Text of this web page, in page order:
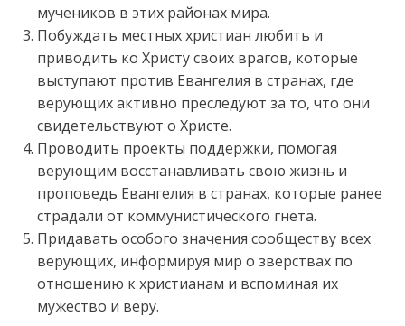
мучеников в этих районах мира.
Побуждать местных христиан любить и
приводить ко Христу своих врагов, которые
выступают против Евангелия в странах, где
верующих активно преследуют за то, что они
свидетельствуют о Христе.
Проводить проекты поддержки, помогая
верующим восстанавливать свою жизнь и
проповедь Евангелия в странах, которые ранее
страдали от коммунистического гнета.
Придавать особого значения сообществу всех
верующих, информируя мир о зверствах по
отношению к христианам и вспоминая их
мужество и веру.